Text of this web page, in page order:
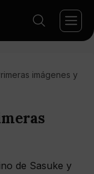
imágenes y
de Sasuke y